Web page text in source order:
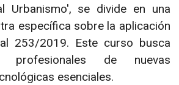
Urbanismo', se divide en una
específica sobre la aplicación
253/2019. Este curso busca
de nuevas
esenciales.